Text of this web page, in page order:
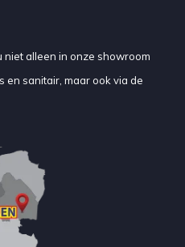
alleen in onze showroom
en sanitair, maar ook via de